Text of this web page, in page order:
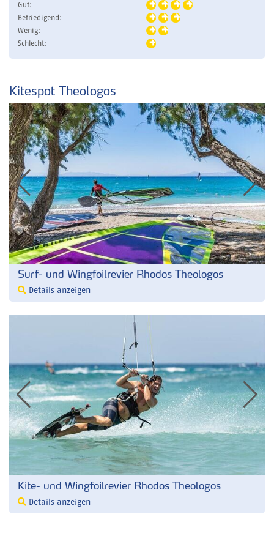
Gut:
Befriedigend:
Wenig:
Schlecht:
Kitespot Theologos
Surf- und Wingfoilrevier Rhodos Theologos
Details anzeigen
Kite- und Wingfoilrevier Rhodos Theologos
Details anzeigen